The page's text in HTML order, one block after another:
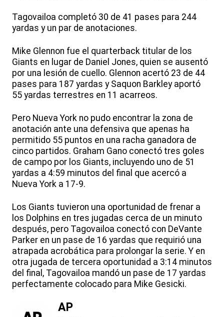
Tagovailoa completó 30 de 41 pases para 244
yardas y un par de anotaciones.
Mike Glennon fue el quarterback titular de los
Giants en lugar de Daniel Jones, quien se ausentó
por una lesión de cuello. Glennon acertó 23 de 44
pases para 187 yardas y Saquon Barkley aportó
55 yardas terrestres en 11 acarreos.
Pero Nueva York no pudo encontrar la zona de
anotación ante una defensiva que apenas ha
permitido 55 puntos en una racha ganadora de
cinco partidos. Graham Gano conectó tres goles
de campo por los Giants, incluyendo uno de 51
yardas a 4:59 minutos del final que acercó a
Nueva York a 17-9.
Los Giants tuvieron una oportunidad de frenar a
los Dolphins en tres jugadas cerca de un minuto
después, pero Tagovailoa conectó con DeVante
Parker en un pase de 16 yardas que requirió una
atrapada acrobática para prolongar la serie. Y en
otra jugada de tercera oportunidad a 3:14 minutos
del final, Tagovailoa mandó un pase de 17 yardas
perfectamente colocado para Mike Gesicki.
AP